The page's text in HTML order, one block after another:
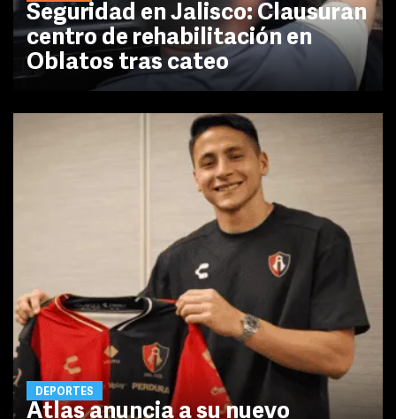
Seguridad en Jalisco: Clausuran
centro de rehabilitación en
Oblatos tras cateo
DEPORTES
Atlas anuncia a su nuevo